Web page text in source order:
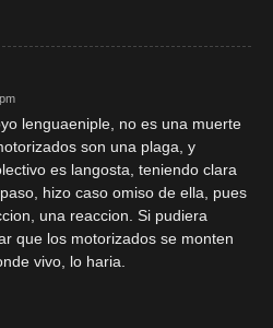
lenguaeniple, no es una muerte
son una plaga, y
es langosta, teniendo clara
hizo caso omiso de ella, pues
una reaccion. Si pudiera
que los motorizados se monten
vivo, lo haria.